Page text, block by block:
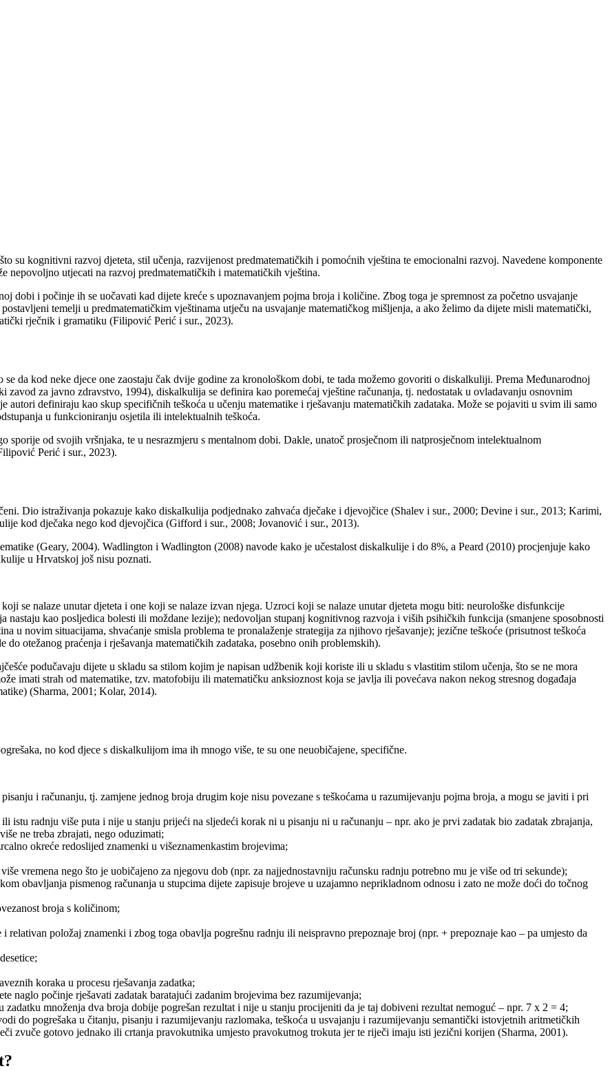
su kognitivni razvoj djeteta, stil učenja, razvijenost predmatematičkih i pomoćnih vještina te emocionalni razvoj. Navedene komponente
nepovoljno utjecati na razvoj predmatematičkih i matematičkih vještina.
dobi i počinje ih se uočavati kad dijete kreće s upoznavanjem pojma broja i količine. Zbog toga je spremnost za početno usvajanje
temelji u predmatematičkim vještinama utječu na usvajanje matematičkog mišljenja, a ako želimo da dijete misli matematički,
rječnik i gramatiku (Filipović Perić i sur., 2023).
se da kod neke djece one zaostaju čak dvije godine za kronološkom dobi, te tada možemo govoriti o diskalkuliji. Prema Međunarodnoj
za javno zdravstvo, 1994), diskalkulija se definira kao poremećaj vještine računanja, tj. nedostatak u ovladavanju osnovnim
definiraju kao skup specifičnih teškoća u učenju matematike i rješavanju matematičkih zadataka. Može se pojaviti u svim ili samo
u funkcioniranju osjetila ili intelektualnih teškoća.
od svojih vršnjaka, te u nesrazmjeru s mentalnom dobi. Dakle, unatoč prosječnom ili natprosječnom intelektualnom
Perić i sur., 2023).
Dio istraživanja pokazuje kako diskalkulija podjednako zahvaća dječake i djevojčice (Shalev i sur., 2000; Devine i sur., 2013; Karimi,
kod dječaka nego kod djevojčica (Gifford i sur., 2008; Jovanović i sur., 2013).
(Geary, 2004). Wadlington i Wadlington (2008) navode kako je učestalost diskalkulije i do 8%, a Peard (2010) procjenjuje kako
u Hrvatskoj još nisu poznati.
se nalaze unutar djeteta i one koji se nalaze izvan njega. Uzroci koji se nalaze unutar djeteta mogu biti: neurološke disfunkcije
nastaju kao posljedica bolesti ili moždane lezije); nedovoljan stupanj kognitivnog razvoja i viših psihičkih funkcija (smanjene sposobnosti
u novim situacijama, shvaćanje smisla problema te pronalaženje strategija za njihovo rješavanje); jezične teškoće (prisutnost teškoća
otežanog praćenja i rješavanja matematičkih zadataka, posebno onih problemskih).
podučavaju dijete u skladu sa stilom kojim je napisan udžbenik koji koriste ili u skladu s vlastitim stilom učenja, što se ne mora
imati strah od matematike, tzv. matofobiju ili matematičku anksioznost koja se javlja ili povećava nakon nekog stresnog događaja
(Sharma, 2001; Kolar, 2014).
no kod djece s diskalkulijom ima ih mnogo više, te su one neuobičajene, specifične.
i računanju, tj. zamjene jednog broja drugim koje nisu povezane s teškoćama u razumijevanju pojma broja, a mogu se javiti i pri
istu radnju više puta i nije u stanju prijeći na sljedeći korak ni u pisanju ni u računanju – npr. ako je prvi zadatak bio zadatak zbrajanja,
ne treba zbrajati, nego oduzimati;
okreće redoslijed znamenki u višeznamenkastim brojevima;
vremena nego što je uobičajeno za njegovu dob (npr. za najjednostavniju računsku radnju potrebno mu je više od tri sekunde);
obavljanja pismenog računanja u stupcima dijete zapisuje brojeve u uzajamno neprikladnom odnosu i zato ne može doći do točnog
broja s količinom;
relativan položaj znamenki i zbog toga obavlja pogrešnu radnju ili neispravno prepoznaje broj (npr. + prepoznaje kao – pa umjesto da
koraka u procesu rješavanja zadatka;
naglo počinje rješavati zadatak baratajući zadanim brojevima bez razumijevanja;
množenja dva broja dobije pogrešan rezultat i nije u stanju procijeniti da je taj dobiveni rezultat nemoguć – npr. 7 x 2 = 4;
do pogrešaka u čitanju, pisanju i razumijevanju razlomaka, teškoća u usvajanju i razumijevanju semantički istovjetnih aritmetičkih
zvuče gotovo jednako ili crtanja pravokutnika umjesto pravokutnog trokuta jer te riječi imaju isti jezični korijen (Sharma, 2001).